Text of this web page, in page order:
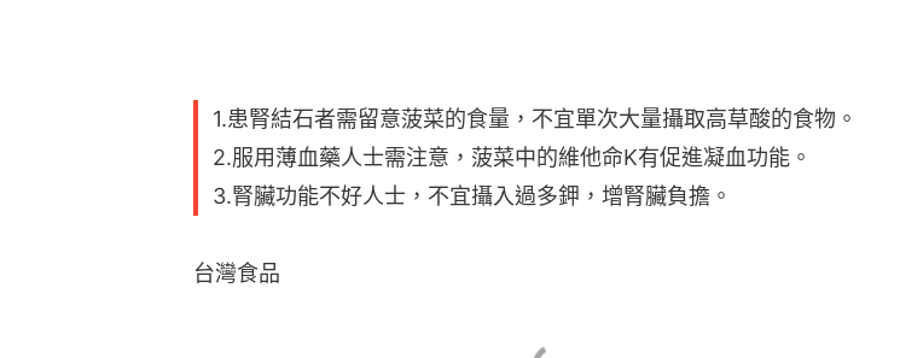
水煮、蒸煮、微波爐哪種煮法能夠保留營養？
順天堂醫科大學營養科系長高橋德江醫生，曾在日本醫學節目《恐怖醫學》